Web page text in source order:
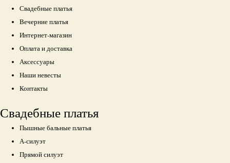
Свадебные платья
Вечерние платья
Интернет-магазин
Оплата и доставка
Аксессуары
Наши невесты
Контакты
Свадебные платья
Пышные бальные платья
А-силуэт
Прямой силуэт